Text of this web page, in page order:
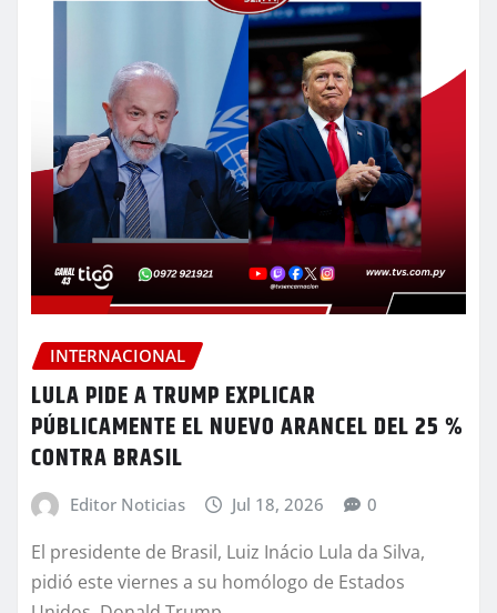
INTERNACIONAL
LULA PIDE A TRUMP EXPLICAR
PÚBLICAMENTE EL NUEVO ARANCEL DEL 25 %
CONTRA BRASIL
Editor Noticias Jul 18, 2026 0
El presidente de Brasil, Luiz Inácio Lula da Silva,
pidió este viernes a su homólogo de Estados